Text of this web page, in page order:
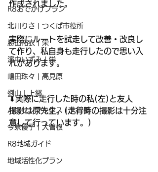
R8おでかけプラン
北川りさ | つくば市役所
勝山祐衣 | 栄
濱中いずみ | 栄
嶋田珠々 | 高見原
劉山 | 上郷
ハンセンマックス | 大曽根
今泉優子 | 大曽根
R8地域ガイド
地域活性化プラン
作成されました。
実際にルートを試走して改善・改良し
て作り、私自身も走行したので思い入
れがあります。
⬇︎実際に走行した時の私(左)と友人
撮影は原先生。(走行時の撮影は十分注
意して行っています。)